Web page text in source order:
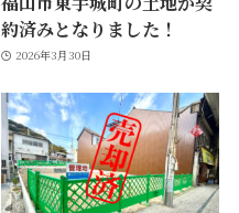
約済みとなりました！
2026年3月30日